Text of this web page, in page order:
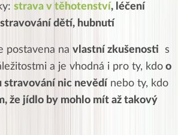
strava v těhotenství, léčení
dětí, hubnutí
postavena na vlastní zkušenosti s
a je vhodná i pro ty, kdo o
stravování nic nevědí nebo ty, kdo
že jídlo by mohlo mít až takový